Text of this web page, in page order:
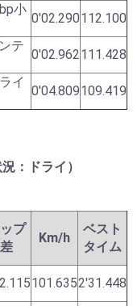
小
0'02.290112.100
テ
0'02.962111.428
イ
0'04.809109.419
：ドライ）
ップ
差
Km/h
ベスト
タイム
101.6352'31.448